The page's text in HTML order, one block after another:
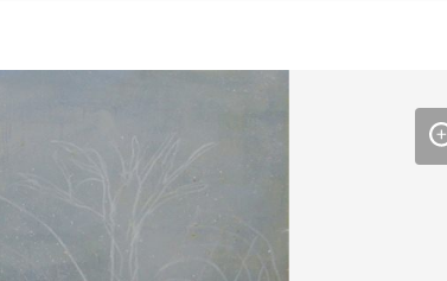
작품선택 Tip
미술 이야기